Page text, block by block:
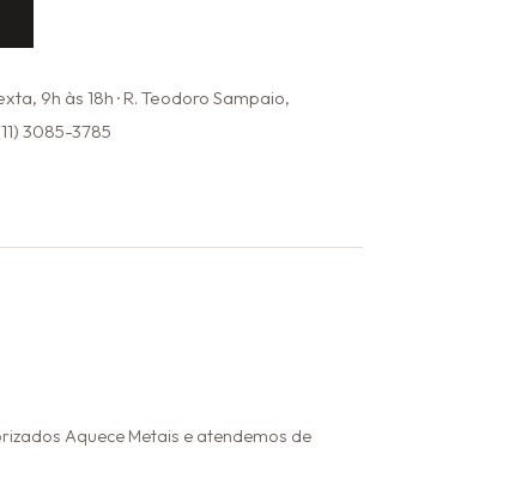
9h às 18h · R. Teodoro Sampaio,
3085-3785
Aquece Metais e atendemos de